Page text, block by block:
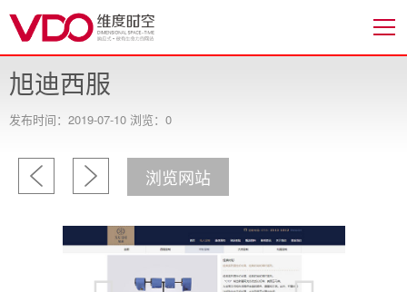
旭迪西服
发布时间：2019-07-10 浏览：0
浏览网站